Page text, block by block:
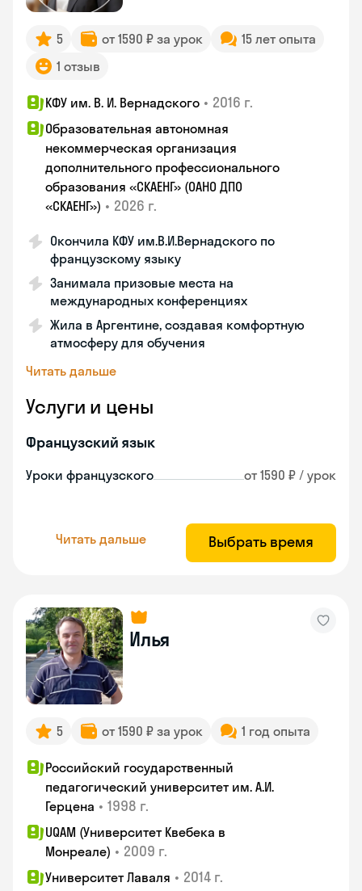
5 от 1590 ₽ за урок
15 лет опыта
1 отзыв
КФУ им. В. И. Вернадского • 2016 г.
Образовательная автономная
некоммерческая организация
дополнительного профессионального
образования «СКАЕНГ» (ОАНО ДПО
«СКАЕНГ») • 2026 г.
Окончила КФУ им.В.И.Вернадского по
французскому языку
Занимала призовые места на
международных конференциях
Жила в Аргентине, создавая комфортную
атмосферу для обучения
Читать дальше
Услуги и цены
Французский язык
Уроки французского от 1590 ₽ / урок
Читать дальше Выбрать время
Илья
5 от 1590 ₽ за урок 1 год опыта
Российский государственный
педагогический университет им. А.И.
Герцена • 1998 г.
UQAM (Университет Квебека в
Монреале) • 2009 г.
Университет Лаваля • 2014 г.